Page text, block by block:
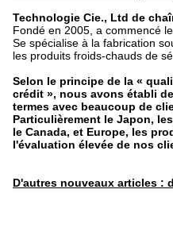
Technologie Cie., Ltd de
Fondé en 2005, a commencé
Se spécialise à la fabrication
les produits froids-chauds de
Selon le principe de la «
crédit », nous avons établi
termes avec beaucoup de
Particulièrement le Japon,
le Canada, et Europe, les
l'évaluation élevée de nos
D'autres nouveaux articles :